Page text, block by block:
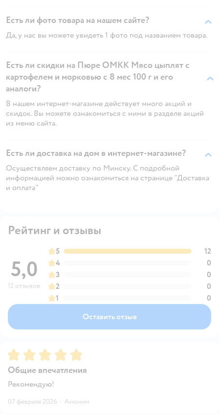
Есть ли фото товара на нашем сайте?
Да, у нас вы можете увидеть 1 фото под названием товара.
Есть ли скидки на Пюре ОМКК Мясо цыплят с
картофелем и морковью с 8 мес 100 г и его
аналоги?
В нашем интернет-магазине действует много акций и
скидок. Вы можете ознакомиться с ними в разделе акций
из меню сайта.
Есть ли доставка на дом в интернет-магазине?
Осуществляем доставку по Минску. С подробной
информацией можно ознакомиться на странице "Доставка
и оплата"
Рейтинг и отзывы
5,0
12 отзывов
5
12
4
0
3
0
2
0
1
0
Оставить отзыв
Рейтинг:5
Общие впечатления
Рекомендую!
07 февраля 2026 · Аноним